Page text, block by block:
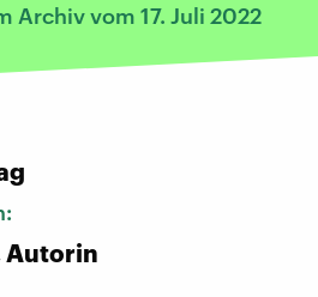
Archiv vom 17. Juli 2022
Autorin